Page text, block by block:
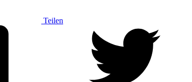
Teilen